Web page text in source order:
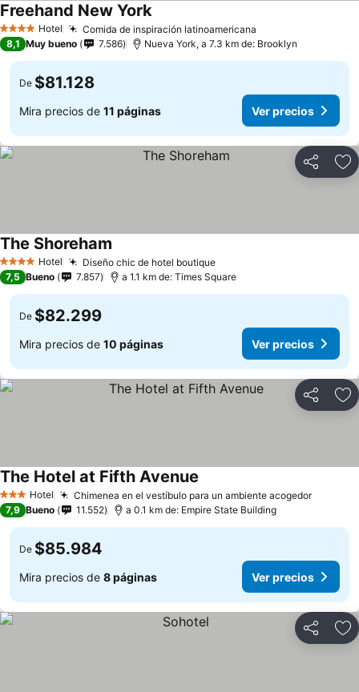
4 EstrellasHotel Comida de inspiración latinoamericana
Freehand New YorkVer precios
8,1 Muy bueno 7.586 Nueva York, a 7.3 km de: Brooklyn
De $81.128
Mira precios de 11 páginas Ver precios
Compartir
4 EstrellasHotel Diseño chic de hotel boutiqueVer precios
The Shoreham
7,5 Bueno 7.857 a 1.1 km de: Times Square
De $82.299
Mira precios de 10 páginas Ver precios
Compartir
3 Estrellas
Hotel Chimenea en el vestíbulo para un ambiente acogedorVer
The Hotel at Fifth Avenue
7,9 Bueno 11.552 a 0.1 km de: Empire State Building
De $85.984
Mira precios de 8 páginas Ver precios
Compartir